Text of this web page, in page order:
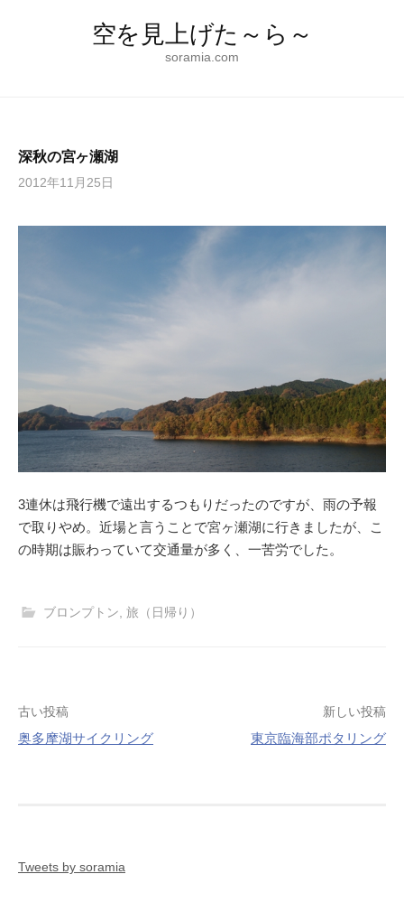
空を見上げた～ら～
soramia.com
深秋の宮ヶ瀬湖
2012年11月25日
3連休は飛行機で遠出するつもりだったのですが、雨の予報
で取りやめ。近場と言うことで宮ヶ瀬湖に行きましたが、こ
の時期は賑わっていて交通量が多く、一苦労でした。
ブロンプトン, 旅（日帰り）
投
稿
ナ
ン
古い投稿
奥多摩湖サイクリング
新しい投稿
東京臨海部ポタリング
Tweets by soramia